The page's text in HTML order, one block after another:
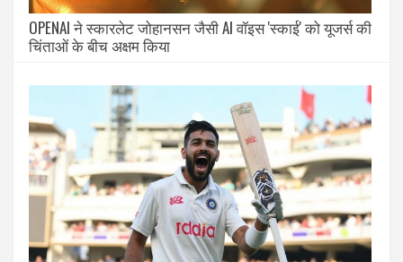
OPENAI ने स्कारलेट जोहानसन जैसी AI वॉइस 'स्काई' को यूजर्स की
चिंताओं के बीच अक्षम किया